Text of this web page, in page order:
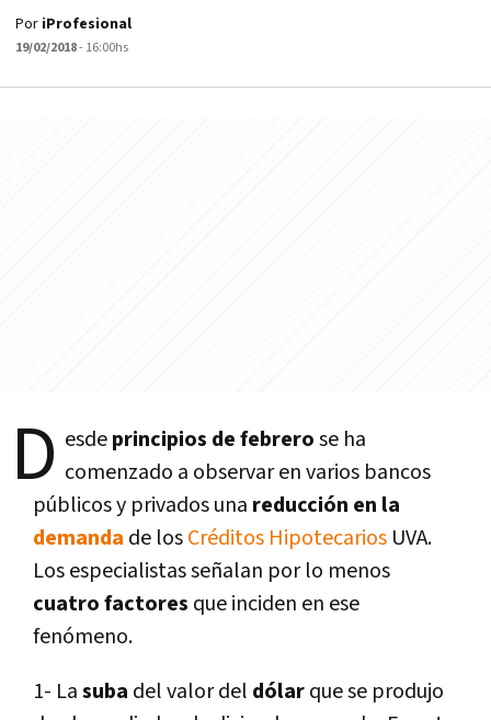
Por iProfesional
19/02/2018- 16:00hs
D esdeprincipios de febrerose ha
comenzado a observar en varios bancos
públicos y privados una reducción en la
demanda de losCréditos Hipotecarios UVA.
Los especialistas señalan por lo menos
cuatro factores que inciden en ese
fenómeno.
1- Lasuba del valor del dólarque se produjo